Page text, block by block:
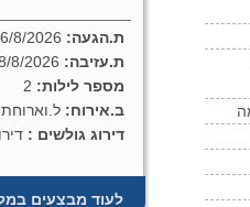
ת.הגעה:
ת.עזיבה: 8/8/2026, יום
מספר לילות:
ב.אירוח:
דירוג גולשים :
לעוד מבצעים